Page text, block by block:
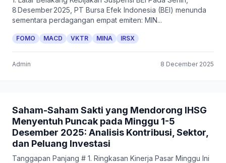
8 Desember 2025, PT Bursa Efek Indonesia (BEI) menunda
sementara perdagangan empat emiten: MIN...
FOMO MACD VKTR MINA IRSX
Admin 8 December 2025
Saham-Saham Sakti yang Mendorong IHSG
Menyentuh Puncak pada Minggu 1-5
Desember 2025: Analisis Kontribusi, Sektor,
dan Peluang Investasi
Tanggapan Panjang # 1. Ringkasan Kinerja Pasar Minggu Ini